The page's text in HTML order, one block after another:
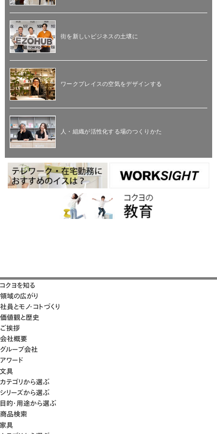
街を新しいビジネスの土壌に
ワークプレイスの空気をデザインする
人・組織が活性化する場のつくりかた
コクヨを知る
領域の広がり
社員とモノ・コトづくり
価値観と歴史
ご挨拶
会社概要
グループ会社
アワード
文具
カテゴリから選ぶ
シリーズから選ぶ
目的・用途から選ぶ
商品検索
家具